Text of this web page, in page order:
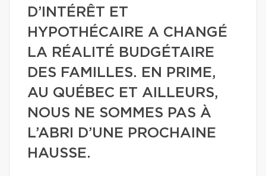
D’INTÉRÊT ET
HYPOTHÉCAIRE A CHANGÉ
LA RÉALITÉ BUDGÉTAIRE
DES FAMILLES. EN PRIME,
AU QUÉBEC ET AILLEURS,
NOUS NE SOMMES PAS À
L’ABRI D’UNE PROCHAINE
HAUSSE.